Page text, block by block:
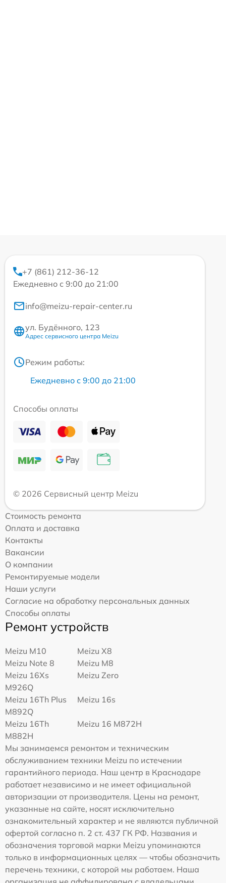
+7 (861) 212-36-12
Ежедневно с 9:00 до 21:00
info@meizu-repair-center.ru
ул. Будённого, 123
Адрес сервисного центра Meizu
Режим работы:
Ежедневно с 9:00 до 21:00
Способы оплаты
© 2026 Сервисный центр Meizu
Стоимость ремонта
Оплата и доставка
Контакты
Вакансии
О компании
Ремонтируемые модели
Наши услуги
Согласие на обработку персональных данных
Способы оплаты
Ремонт устройств
Meizu M10
Meizu X8
Meizu Note 8
Meizu M8
Meizu 16Xs
M926Q
Meizu Zero
Meizu 16Th Plus
M892Q
Meizu 16s
Meizu 16Th
M882H
Meizu 16 M872H
Мы занимаемся ремонтом и техническим
обслуживанием техники Meizu по истечении
гарантийного периода. Наш центр в Краснодаре
работает независимо и не имеет официальной
авторизации от производителя. Цены на ремонт,
указанные на сайте, носят исключительно
ознакомительный характер и не являются публичной
офертой согласно п. 2 ст. 437 ГК РФ. Названия и
обозначения торговой марки Meizu упоминаются
только в информационных целях — чтобы обозначить
перечень техники, с которой мы работаем. Наша